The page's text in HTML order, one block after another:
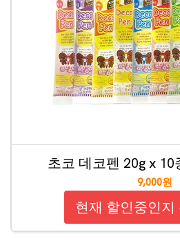
초코 데코펜 20g x 10
9,000원
현재 할인중인지